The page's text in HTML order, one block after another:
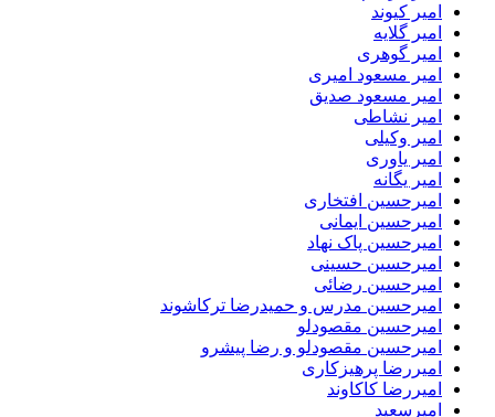
امیر کیوند
امیر گلایه
امیر گوهری
امیر مسعود امیری
امیر مسعود صدیق
امیر نشاطی
امیر وکیلی
امیر یاوری
امیر یگانه
امیرحسین افتخاری
امیرحسین ایمانی
امیرحسین پاک نهاد
امیرحسین حسینی
امیرحسین رضائی
امیرحسین مدرس و حمیدرضا ترکاشوند
امیرحسین مقصودلو
امیرحسین مقصودلو و رضا پیشرو
امیررضا پرهیزکاری
امیررضا کاکاوند
امیرسعید